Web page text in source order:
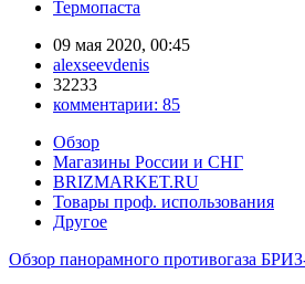
Термопаста
09 мая 2020, 00:45
alexseevdenis
32233
комментарии: 85
Обзор
Магазины России и СНГ
BRIZMARKET.RU
Товары проф. использования
Другое
Обзор панорамного противогаза